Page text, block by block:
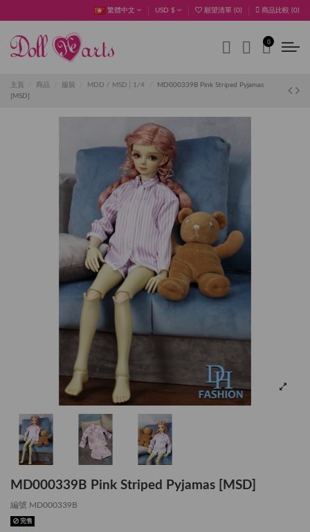
繁體中文 USD $ 願望清單 (0) 商品比較 (0)
0
主頁 商品 服裝 MDD / MSD│1/4
MD000339B Pink Striped Pyjamas
[MSD]
MD000339B Pink Striped Pyjamas [MSD]
編號 MD000339B
完售